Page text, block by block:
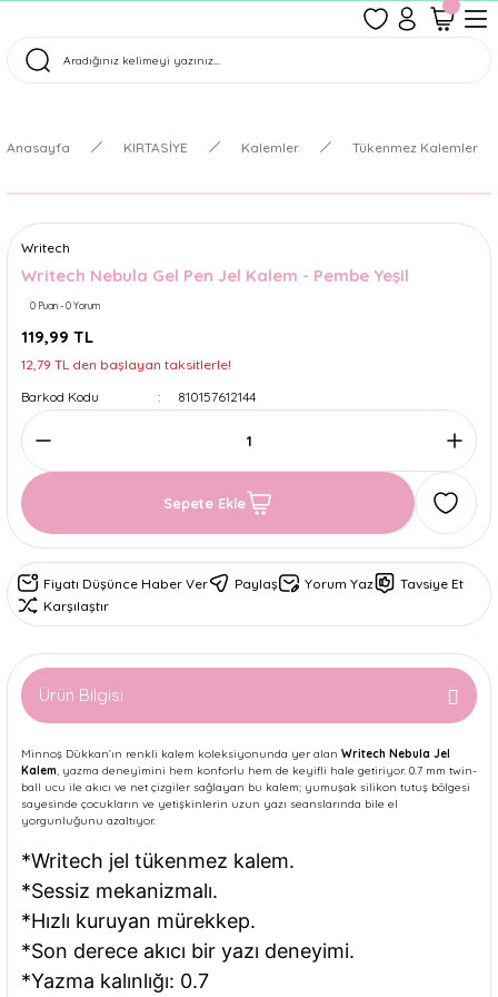
Tüm Siparişler Aynı Gün Kargoda!
Anasayfa KIRTASİYE Kalemler Tükenmez Kalemler
Writech
Writech Nebula Gel Pen Jel Kalem - Pembe Yeşil
0 Puan - 0 Yorum
119,99 TL
12,79 TL den başlayan taksitlerle!
Barkod Kodu
810157612144
Sepete Ekle
Fiyatı Düşünce Haber Ver Paylaş Yorum Yaz
Tavsiye Et
Karşılaştır
Ürün Bilgisi
Minnoş Dükkan’ın renkli kalem koleksiyonunda yer alan Writech Nebula Jel
Kalem, yazma deneyimini hem konforlu hem de keyifli hale getiriyor. 0.7 mm twin-
ball ucu ile akıcı ve net çizgiler sağlayan bu kalem; yumuşak silikon tutuş bölgesi
sayesinde çocukların ve yetişkinlerin uzun yazı seanslarında bile el
yorgunluğunu azaltıyor.
*Writech jel tükenmez kalem.
*Sessiz mekanizmalı.
*Hızlı kuruyan mürekkep.
*Son derece akıcı bir yazı deneyimi.
*Yazma kalınlığı: 0.7